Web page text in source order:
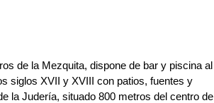
de la Mezquita, dispone de bar y piscina al
siglos XVII y XVIII con patios, fuentes y
la Judería, situado 800 metros del centro de